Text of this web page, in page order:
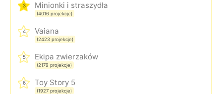
3 Minionki i straszydła
(4016 projekcje)
4 Vaiana
(2423 projekcje)
5 Ekipa zwierzaków
(2179 projekcje)
6 Toy Story 5
(1927 projekcje)